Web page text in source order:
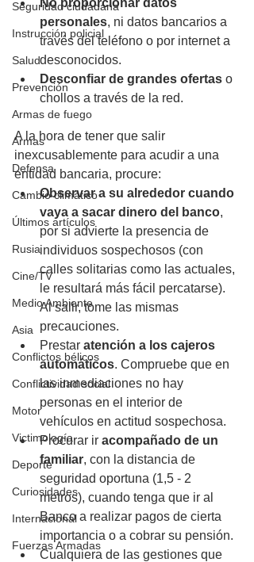
Seguridad ciudadana
Instrucción policial
Salud
Prevención
Armas de fuego
Armas
Defensa
Cambio climático
Últimos artículos
Rusia
Cine/TV
Medio Ambiente
Asia
Conflictos bélicos
Conflictividad social
Motor
Victimología
Deporte
Curiosidades
Internacional
Fuerzas Armadas
No proporcionar datos
personales, ni datos bancarios a
través del teléfono o por internet a
desconocidos.
Desconfiar de grandes ofertas o
chollos a través de la red.
A la hora de tener que salir
inexcusablemente para acudir a una
entidad bancaria, procure:
Observar a su alrededor cuando
vaya a sacar dinero del banco,
por si advierte la presencia de
individuos sospechosos (con
calles solitarias como las actuales,
le resultará más fácil percatarse).
Al salir, tome las mismas
precauciones.
Prestar atención a los cajeros
automáticos. Compruebe que en
las inmediaciones no hay
personas en el interior de
vehículos en actitud sospechosa.
Procurar ir acompañado de un
familiar, con la distancia de
seguridad oportuna (1,5 - 2
metros), cuando tenga que ir al
Banco a realizar pagos de cierta
importancia o a cobrar su pensión.
Cualquiera de las gestiones que